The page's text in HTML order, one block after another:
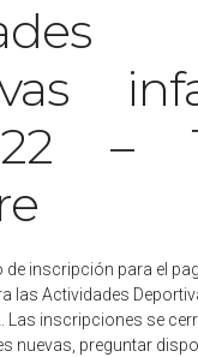
–
de inscripción para el
las Actividades
inscripciones se
nuevas, preguntar